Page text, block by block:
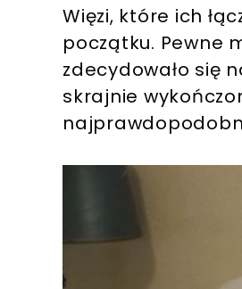
Więzi, które ich
początku. Pewne
zdecydowało się
skrajnie